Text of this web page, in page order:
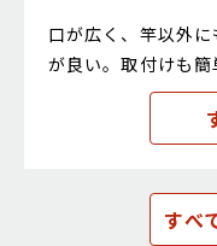
口が広く、竿以外
が良い。取付けも
が、特に保冷力の
すべ